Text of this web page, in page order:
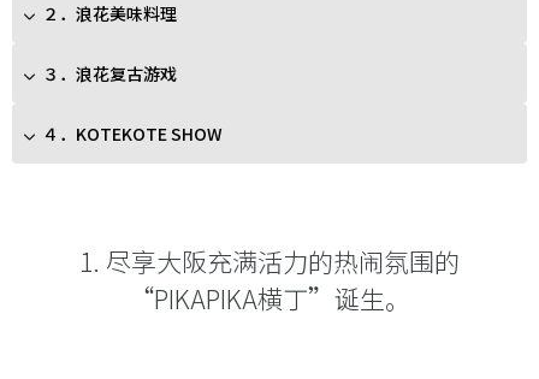
２．浪花美味料理
３．浪花复古游戏
４．KOTEKOTE SHOW
1. 尽享大阪充满活力的热闹氛围的
“PIKAPIKA横丁”诞生。